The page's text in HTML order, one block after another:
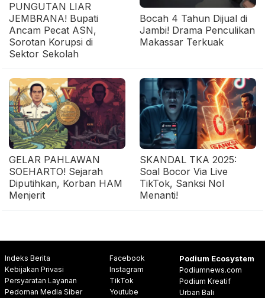
PUNGUTAN LIAR
JEMBRANA! Bupati
Ancam Pecat ASN,
Sorotan Korupsi di
Sektor Sekolah
Bocah 4 Tahun Dijual di
Jambi! Drama Penculikan
Makassar Terkuak
GELAR PAHLAWAN
SOEHARTO! Sejarah
Diputihkan, Korban HAM
Menjerit
SKANDAL TKA 2025:
Soal Bocor Via Live
TikTok, Sanksi Nol
Menanti!
Indeks Berita
Kebijakan Privasi
Persyaratan Layanan
Pedoman Media Siber
Facebook
Instagram
TikTok
Youtube
Podium Ecosystem
Podiumnews.com
Podium Kreatif
Urban Bali